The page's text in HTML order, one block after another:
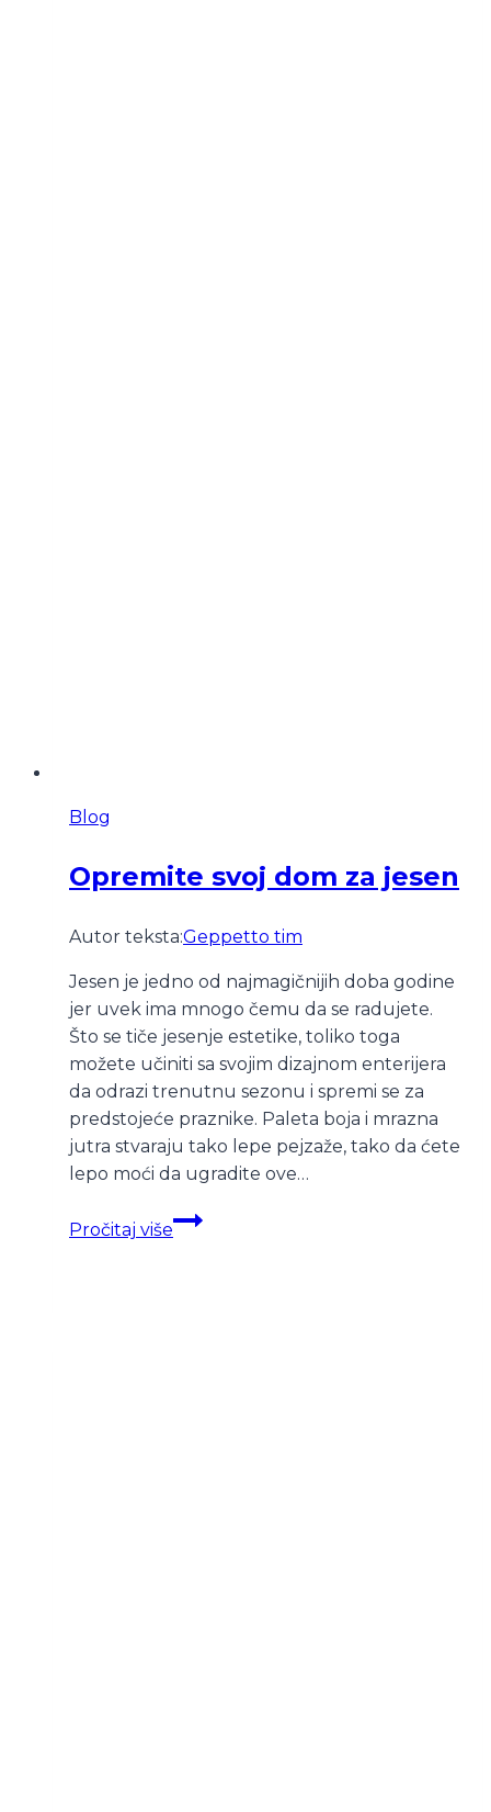
Blog
Opremite svoj dom za jesen
Autor teksta:Geppetto tim
Jesen je jedno od najmagičnijih doba godine
jer uvek ima mnogo čemu da se radujete.
Što se tiče jesenje estetike, toliko toga
možete učiniti sa svojim dizajnom enterijera
da odrazi trenutnu sezonu i spremi se za
predstojeće praznike. Paleta boja i mrazna
jutra stvaraju tako lepe pejzaže, tako da ćete
lepo moći da ugradite ove…
Pročitaj više
Opremite